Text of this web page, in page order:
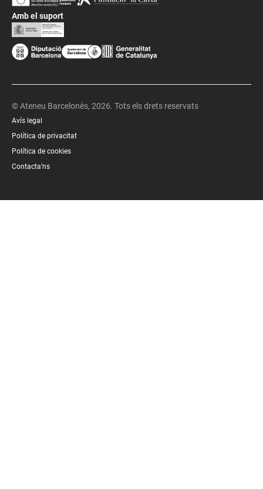
Amb el suport
© Ateneu Barcelonès, 2026. Tots els drets reservats
Avís legal
Política de privacitat
Política de cookies
Contacta’ns